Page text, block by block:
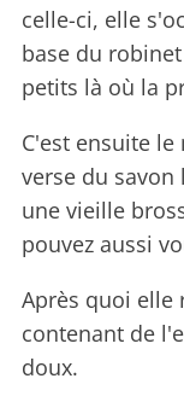
celle-ci, elle
base du
petits là où la
C'est ensuite
verse du savon
une vieille
pouvez aussi
Après quoi elle
contenant de
doux.